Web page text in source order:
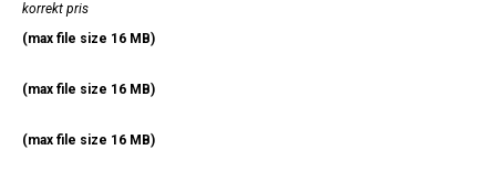
korrekt pris
(max file size 16 MB)
(max file size 16 MB)
(max file size 16 MB)